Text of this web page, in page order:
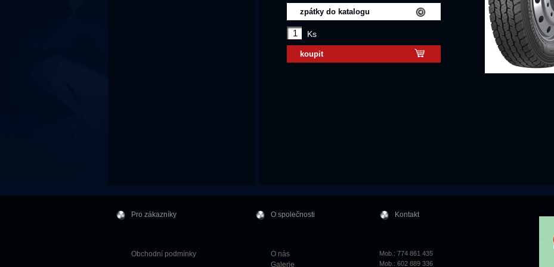
zpátky do katalogu
Ks
koupit
Pro zákazníky
Obchodní podmínky
O společnosti
O nás
Galerie
Kontakt
Mob.: 774 861 435
Mob.: 602 889 336